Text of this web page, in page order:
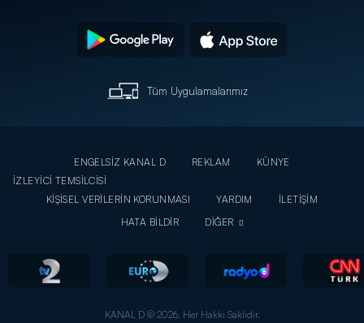
Tüm Uygulamalarımız
ENGELSİZ KANAL D REKLAM
KÜNYE
İZLEYİCİ TEMSİLCİSİ
KİŞİSEL VERİLERİN KORUNMASI
YARDIM
İLETİŞİM
HATA BİLDİR
DİĞER
KANAL D © 2026. Her Hakkı Saklıdır.